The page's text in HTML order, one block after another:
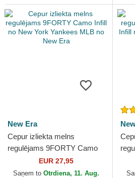
New Era
Cepur izliekta melns
regulējams 9FORTY Camo
Infill no New York Yankees
MLB no New Era
EUR 27,95
Saņem to Otrdiena, 11. Aug.